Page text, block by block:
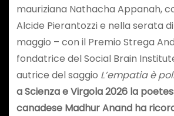
mauriziana Nathacha Appanah,
Alcide Pierantozzi e nella serata di
maggio – con il Premio Strega
fondatrice del Social Brain
autrice del saggio L’empatia è
a Scienza e Virgola 2026 la
canadese Madhur Anand ha